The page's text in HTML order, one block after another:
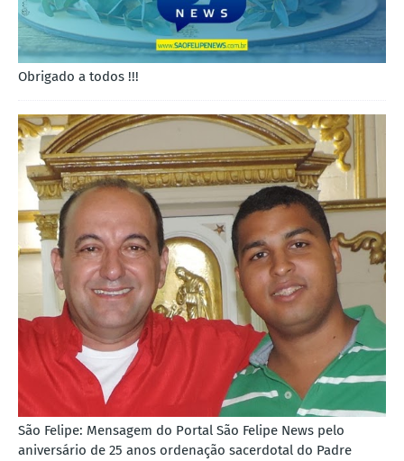
Obrigado a todos !!!
São Felipe: Mensagem do Portal São Felipe News pelo
aniversário de 25 anos ordenação sacerdotal do Padre